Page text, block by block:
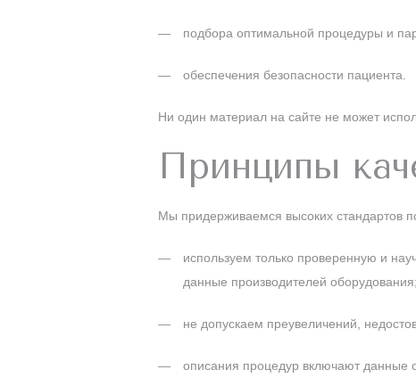
подбора оптимальной процедуры и
обеспечения безопасности пациента.
Ни один материал на сайте не может
Принципы
Мы придерживаемся высоких стандартов
используем только проверенную и
данные производителей оборудования;
не допускаем преувеличений,
описания процедур включают данные